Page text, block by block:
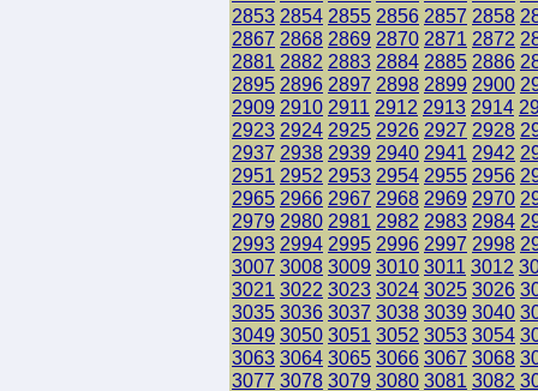
2853 2854 2855 2856 2857 2858
2867 2868 2869 2870 2871 2872
2881 2882 2883 2884 2885 2886
2895 2896 2897 2898 2899 2900
2909 2910 2911 2912 2913 2914
2923 2924 2925 2926 2927 2928
2937 2938 2939 2940 2941 2942
2951 2952 2953 2954 2955 2956
2965 2966 2967 2968 2969 2970
2979 2980 2981 2982 2983 2984
2993 2994 2995 2996 2997 2998
3007 3008 3009 3010 3011 3012
3021 3022 3023 3024 3025 3026
3035 3036 3037 3038 3039 3040
3049 3050 3051 3052 3053 3054
3063 3064 3065 3066 3067 3068
3077 3078 3079 3080 3081 3082